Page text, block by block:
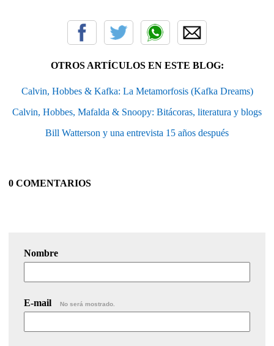
OTROS ARTÍCULOS EN ESTE BLOG:
Calvin, Hobbes & Kafka: La Metamorfosis (Kafka Dreams)
Calvin, Hobbes, Mafalda & Snoopy: Bitácoras, literatura y blogs
Bill Watterson y una entrevista 15 años después
0 COMENTARIOS
Nombre
E-mail No será mostrado.